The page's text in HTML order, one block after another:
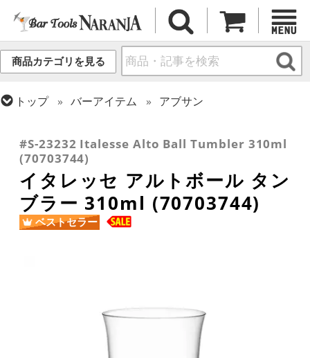
商品カテゴリを見る
トップ バーアイテム
アブサン
イタレッセ
#S-23232 Italesse Alto Ball Tumbler 310ml
(70703744)
イタレッセ アルトボール タン
ブラー 310ml (70703744)
ベストセラー